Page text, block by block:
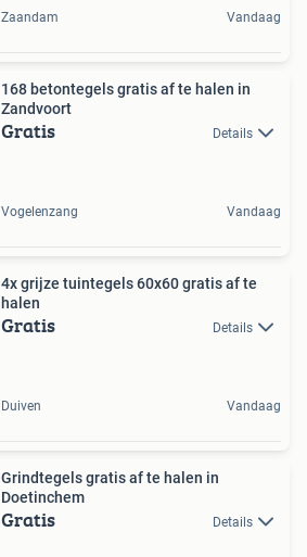
Zaandam Vandaag
168 betontegels gratis af te halen in
Zandvoort
Gratis Details
Vogelenzang Vandaag
4x grijze tuintegels 60x60 gratis af te
halen
Gratis Details
Duiven Vandaag
Grindtegels gratis af te halen in
Doetinchem
Gratis Details